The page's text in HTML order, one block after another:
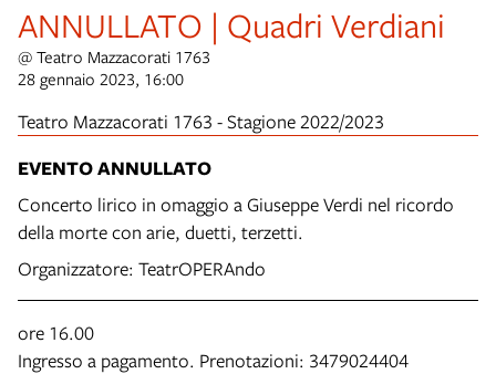
ANNULLATO | Quadri Verdiani
@ Teatro Mazzacorati 1763
28 gennaio 2023, 16:00
Teatro Mazzacorati 1763 - Stagione 2022/2023
EVENTO ANNULLATO
Concerto lirico in omaggio a Giuseppe Verdi nel ricordo
della morte con arie, duetti, terzetti.
Organizzatore: TeatrOPERAndo
ore 16.00
Ingresso a pagamento. Prenotazioni: 3479024404